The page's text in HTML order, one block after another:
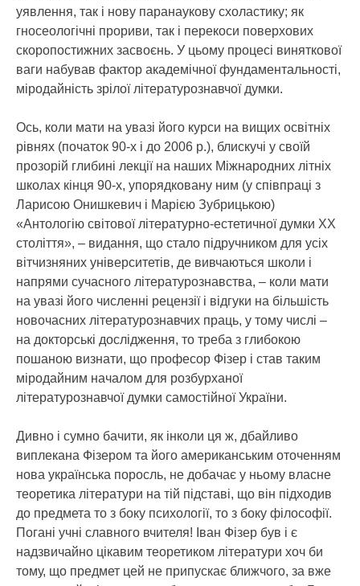
уявлення, так і нову паранаукову схоластику; як
гносеологічні прориви, так і перекоси поверхових
скоропостижних засвоєнь. У цьому процесі виняткової
ваги набував фактор академічної фундаментальності,
міродайність зрілої літературознавчої думки.
Ось, коли мати на увазі його курси на вищих освітніх
рівнях (початок 90-х і до 2006 р.), блискучі у своїй
прозорій глибині лекції на наших Міжнародних літніх
школах кінця 90-х, упорядковану ним (у співпраці з
Ларисою Онишкевич і Марією Зубрицькою)
«Антологію світової літературно-естетичної думки ХХ
століття», – видання, що стало підручником для усіх
вітчизняних університетів, де вивчаються школи і
напрями сучасного літературознавства, – коли мати
на увазі його численні рецензії і відгуки на більшість
новочасних літературознавчих праць, у тому числі –
на докторські дослідження, то треба з глибокою
пошаною визнати, що професор Фізер і став таким
міродайним началом для розбурханої
літературознавчої думки самостійної України.
Дивно і сумно бачити, як інколи ця ж, дбайливо
виплекана Фізером та його американським оточенням
нова українська поросль, не добачає у ньому власне
теоретика літератури на тій підставі, що він підходив
до предмета то з боку психології, то з боку філософії.
Погані учні славного вчителя! Іван Фізер був і є
надзвичайно цікавим теоретиком літератури хоч би
тому, що предмет цей не припускає ближчого, за вже